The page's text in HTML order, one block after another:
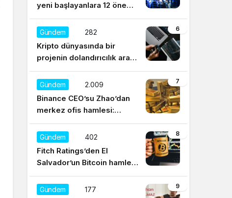
yeni başlayanlara 12 önemli
tavsiye
6
Gündem 282
Kripto dünyasında bir
projenin dolandırıcılık aracı
olduğu nasıl anlaşılır?
7
Gündem 2.009
Binance CEO’su Zhao’dan
merkez ofis hamlesi:
Sürekli regülasyonları
düşünüyorum
8
Gündem 402
Fitch Ratings’den El
Salvador’un Bitcoin hamlesi
için olumsuz yorum
9
Gündem 177